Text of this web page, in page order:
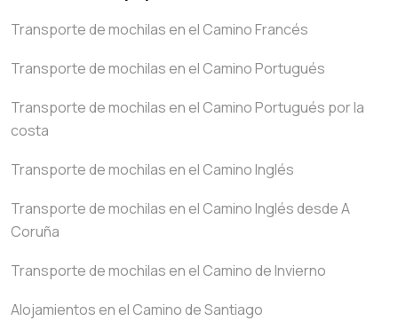
Transporte de mochilas en el Camino Francés
Transporte de mochilas en el Camino Portugués
Transporte de mochilas en el Camino Portugués por la
costa
Transporte de mochilas en el Camino Inglés
Transporte de mochilas en el Camino Inglés desde A
Coruña
Transporte de mochilas en el Camino de Invierno
Alojamientos en el Camino de Santiago